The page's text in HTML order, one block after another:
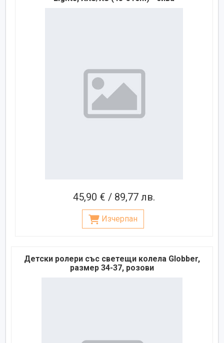
45,90 € / 89,77 лв.
Изчерпан
Детски ролери със светещи колела Globber,
размер 34-37, розови